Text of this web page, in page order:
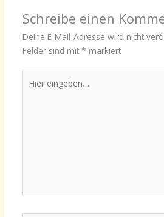
Schreibe einen
Deine E-Mail-Adresse wird nicht
Felder sind mit * markiert
eingeben…